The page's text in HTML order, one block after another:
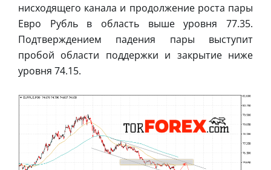
нисходящего канала и продолжение роста пары
Евро Рубль в область выше уровня 77.35.
Подтверждением падения пары выступит
пробой области поддержки и закрытие ниже
уровня 74.15.